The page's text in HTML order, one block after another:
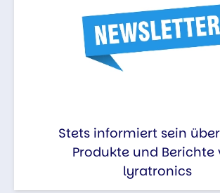
Stets informiert sein
Produkte und Berichte
lyratronics